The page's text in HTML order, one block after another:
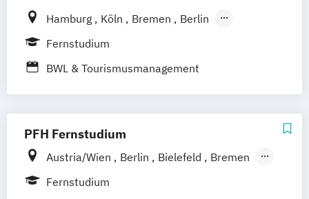
Hamburg Köln Bremen
Berlin
Göttingen
Fernstudium
BWL & Tourismusmanagement
PFH Fernstudium
Austria/Wien Berlin Bielefeld
Bremen
Dortmund
Fernstudium